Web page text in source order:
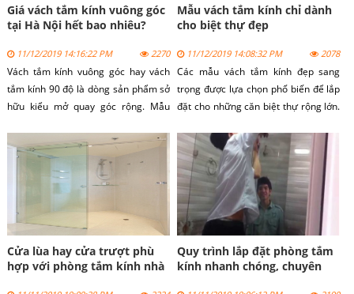
Giá vách tắm kính vuông góc
tại Hà Nội hết bao nhiêu?
11/12/2019 14:16:22 PM 2270
Vách tắm kính vuông góc hay vách
tắm kính 90 độ là dòng sản phẩm sở
hữu kiểu mở quay góc rộng. Mẫu
tại nhiều công trình dân dụng khác
nhau. Lý do là vì dòng sản phẩm có
kết cấu tiện dụng với giá bán rất rẻ.
Mẫu vách tắm kính chỉ dành
cho biệt thự đẹp
11/12/2019 14:08:32 PM 2078
Các mẫu vách tắm kính đẹp sang
trọng được lựa chọn phổ biến để lắp
đặt cho những căn biệt thự rộng lớn.
chỉ mang vẻ chắc chắn từ kính mà
còn đẹp đến từ thiết kế.
Cửa lùa hay cửa trượt phù
hợp với phòng tắm kính nhà
Quy trình lắp đặt phòng tắm
kính nhanh chóng, chuyên